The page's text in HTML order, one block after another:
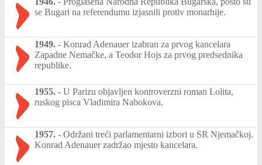
se Bugari na referendumu izjasnili protiv monarhije.
1949. - Konrad Adenauer izabran za prvog kancelara
Zapadne Nemačke, a Teodor Hojs za prvog predsednika
republike.
1955. - U Parizu objavljen kontroverzni roman Lolita,
ruskog pisca Vladimira Nabokova.
1957. - Održani treći parlamentarni izbori u SR Njemačkoj.
Konrad Adenauer zadržao mjesto kancelara.